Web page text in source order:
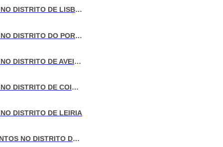
VENDA DE MORADIAS NO DISTRITO DE LISBOA
VENDA DE MORADIAS NO DISTRITO DO PORTO
VENDA DE MORADIAS NO DISTRITO DE AVEIRO
VENDA DE MORADIAS NO DISTRITO DE COIMBRA
DISTRITO DE LEIRIA
VENDA DE APARTAMENTOS NO DISTRITO DE LISBOA